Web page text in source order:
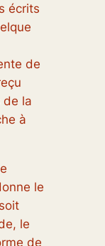
écrits
de
de la
à
le
le
de